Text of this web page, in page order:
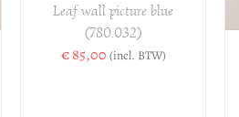
Leaf wall picture blue
(780.032)
€85,00 (incl. BTW)